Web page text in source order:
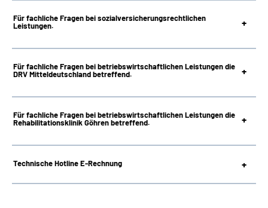
Für fachliche Fragen bei sozial­versicherungs­rechtlichen
Leistungen.
Für fachliche Fragen bei betriebs­wirtschaftlichen Leistungen die
DRV Mitteldeutschland betreffend.
Für fachliche Fragen bei betriebs­wirtschaftlichen Leistungen die
Rehabilitationsklinik Göhren betreffend.
Technische Hotline E-Rechnung